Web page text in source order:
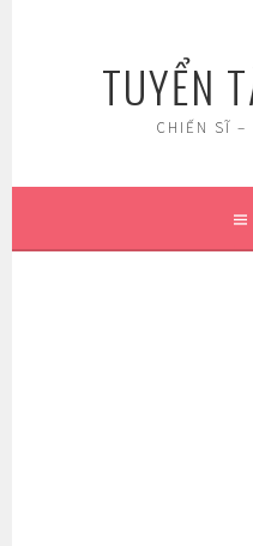
TUYỂN
CHIẾN SĨ